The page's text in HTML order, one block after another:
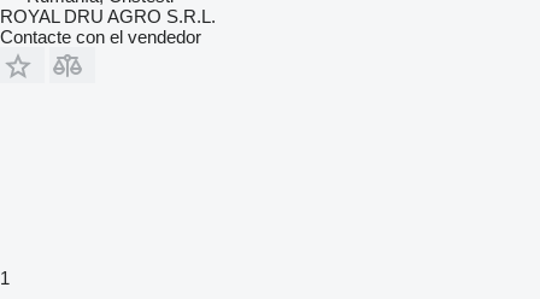
ROYAL DRU AGRO S.R.L.
Contacte con el vendedor
1